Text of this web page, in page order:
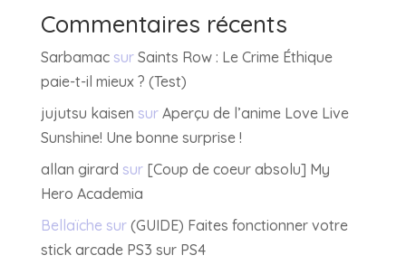
Commentaires récents
Sarbamacsur Saints Row : Le Crime Éthique
paie-t-il mieux ? (Test)
jujutsu kaisen sur Aperçu de l’anime Love Live
Sunshine! Une bonne surprise !
allan girard sur [Coup de coeur absolu] My
Hero Academia
Bellaïche sur (GUIDE) Faites fonctionner votre
stick arcade PS3 sur PS4